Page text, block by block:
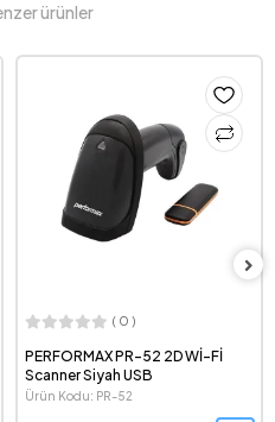
ürünler
( 0 )
PERFORMAX PR-44 2D Scanner
Siyah USB
Ürün Kodu: PR-44